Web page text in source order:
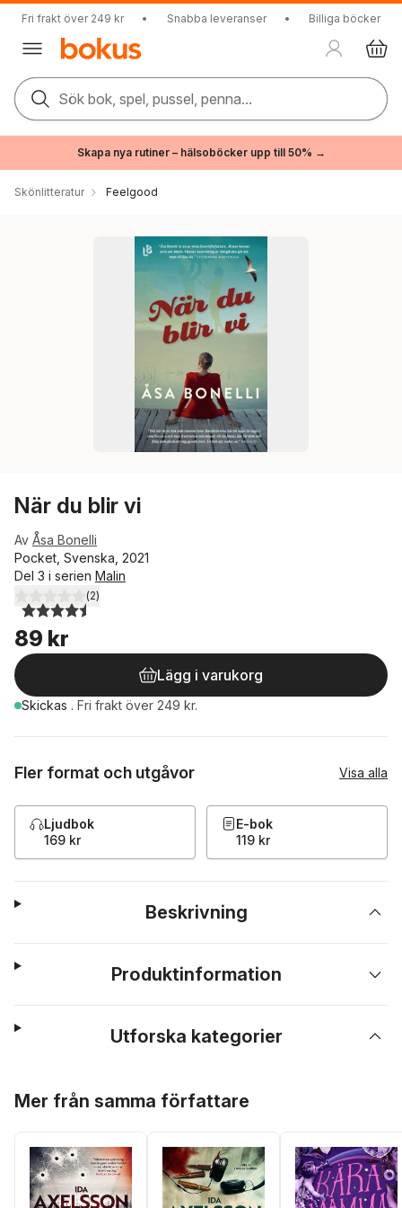
Fri frakt över 249 kr • Snabba leveranser • Billiga böcker
Sök bok, spel, pussel, penna...
Skapa nya rutiner – hälsoböcker upp till 50% →
Skönlitteratur Feelgood
När du blir vi
Av Åsa Bonelli
Pocket, Svenska, 2021
Del 3 i serien Malin
4,5utav 5 stjärnor. Totalt antal röster:
(2)
89 kr
Lägg i varukorg
Skickas . Fri frakt över 249 kr.
Fler format och utgåvor Visa alla
Ljudbok
169 kr
E-bok
119 kr
Beskrivning
Produktinformation
Utforska kategorier
Mer från samma författare